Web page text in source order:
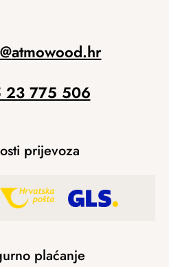
@atmowood.hr
23 775 506
prijevoza
plaćanje